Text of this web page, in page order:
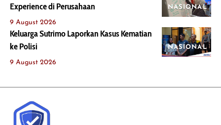
NASIONAL
Experience di Perusahaan
9 August 2026
NASIONAL
Keluarga Sutrimo Laporkan Kasus Kematian
ke Polisi
9 August 2026